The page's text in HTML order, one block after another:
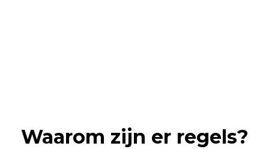
Waarom zijn er regels?